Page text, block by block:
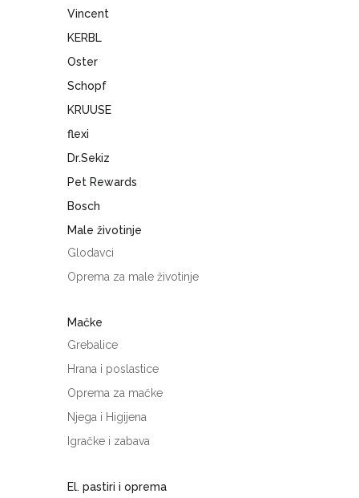
Vincent
KERBL
Oster
Schopf
KRUUSE
flexi
Dr.Sekiz
Pet Rewards
Bosch
Male životinje
Glodavci
Oprema za male životinje
Mačke
Grebalice
Hrana i poslastice
Oprema za mačke
Njega i Higijena
Igračke i zabava
El. pastiri i oprema